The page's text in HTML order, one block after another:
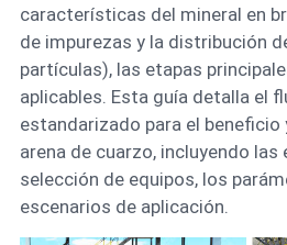
características del mineral en
de impurezas y la distribución
partículas), las etapas
aplicables. Esta guía detalla el
estandarizado para el beneficio
arena de cuarzo, incluyendo las
selección de equipos, los
escenarios de aplicación.